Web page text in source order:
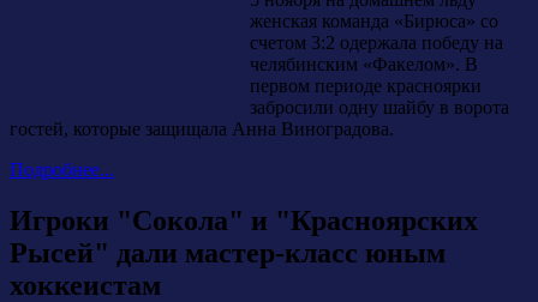
женская команда «Бирюса» со
счетом 3:2 одержала победу на
челябинским «Факелом». В
первом периоде красноярки
забросили одну шайбу в ворота
гостей, которые защищала Анна Виноградова.
Подробнее...
Игроки "Сокола" и "Красноярских
Рысей" дали мастер-класс юным
хоккеистам